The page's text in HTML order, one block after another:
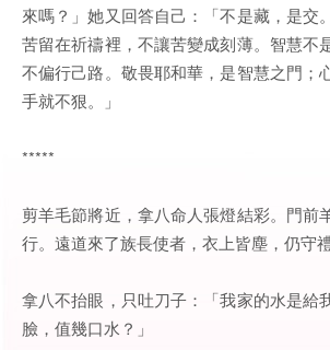
來嗎？」她又回答自己：「不是藏，是交
苦留在祈禱裡，不讓苦變成刻薄。智慧不
不偏行己路。敬畏耶和華，是智慧之門；
手就不狠。」
*****
剪羊毛節將近，拿八命人張燈結彩。門前
行。遠道來了族長使者，衣上皆塵，仍守
拿八不抬眼，只吐刀子：「我家的水是給
臉，值幾口水？」